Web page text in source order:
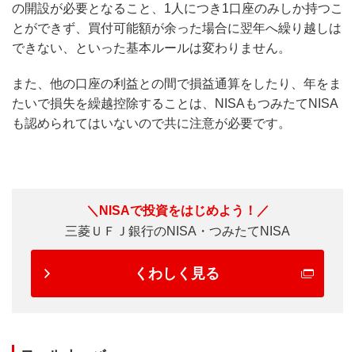
の開設が必要となること、1人につき1口座のみしか持つこ
とができず、買付可能額が余った場合に翌年へ繰り越しは
できない、といった基本ルールは変わりません。
また、他の口座の利益との間で損益通算をしたり、年をま
たいで損失を繰越控除することは、NISAもつみたてNISA
も認められてはいないので共に注意が必要です。
＼NISAで投資をはじめよう！／
三菱ＵＦＪ銀行のNISA・つみたてNISA
くわしく見る